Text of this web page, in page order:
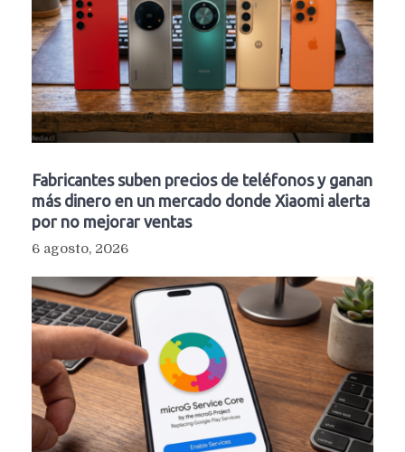
Fabricantes suben precios de teléfonos y ganan
más dinero en un mercado donde Xiaomi alerta
por no mejorar ventas
6 agosto, 2026